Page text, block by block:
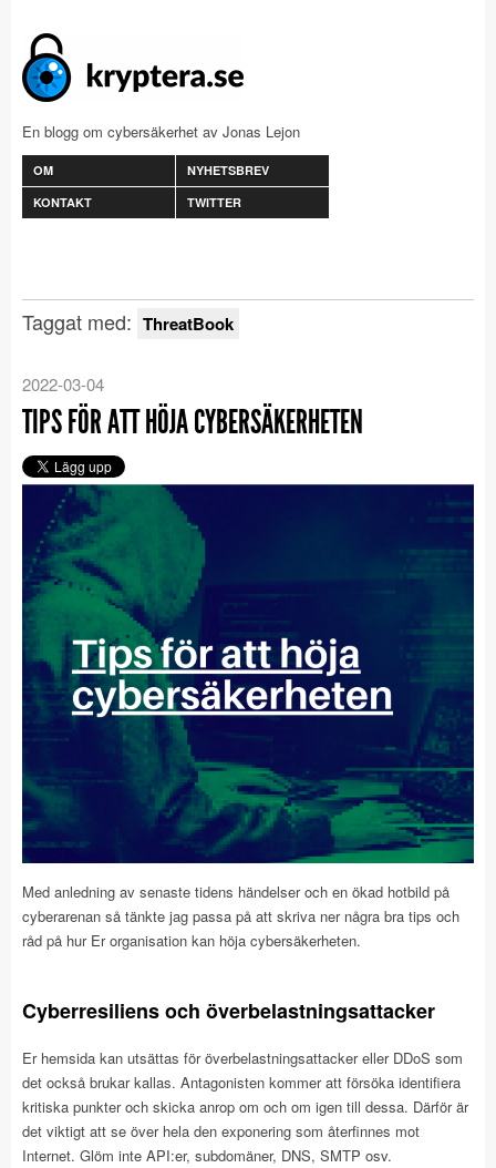
En blogg om cybersäkerhet av Jonas Lejon
OM
NYHETSBREV
KONTAKT
TWITTER
Taggat med: ThreatBook
2022-03-04
TIPS FÖR ATT HÖJA CYBERSÄKERHETEN
Med anledning av senaste tidens händelser och en ökad hotbild på
cyberarenan så tänkte jag passa på att skriva ner några bra tips och
råd på hur Er organisation kan höja cybersäkerheten.
Cyberresiliens och överbelastningsattacker
Er hemsida kan utsättas för överbelastningsattacker eller DDoS som
det också brukar kallas. Antagonisten kommer att försöka identifiera
kritiska punkter och skicka anrop om och om igen till dessa. Därför är
det viktigt att se över hela den exponering som återfinnes mot
Internet. Glöm inte API:er, subdomäner, DNS, SMTP osv.